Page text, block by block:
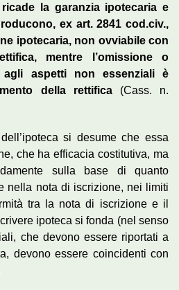
la garanzia ipotecaria e
ex art. 2841 cod.civ.,
ipotecaria, non ovviabile con
mentre l’omissione o
agli aspetti non essenziali è
della rettifica(Cass. n.
si desume che essa
che ha efficacia costitutiva, ma
sulla base di quanto
nella nota di iscrizione, nei limiti
tra la nota di iscrizione e il
ipoteca si fonda (nel senso
che devono essere riportati a
devono essere coincidenti con